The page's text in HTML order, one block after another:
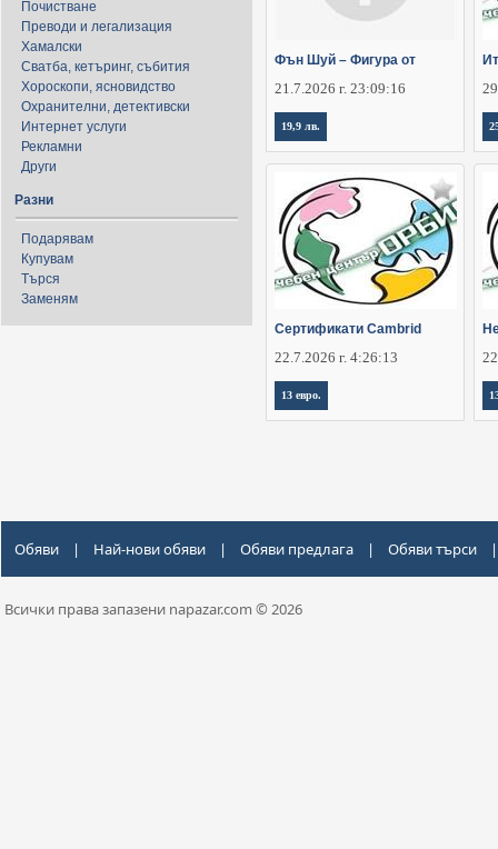
Почистване
Преводи и легализация
Хамалски
Сватба, кетъринг, събития
Хороскопи, ясновидство
Охранителни, детективски
Интернет услуги
Рекламни
Други
Разни
Подарявам
Купувам
Търся
Заменям
Фън Шуй – Фигура от
21.7.2026 г. 23:09:16
19,9 лв.
Сертификати Cambrid
22.7.2026 г. 4:26:13
13 евро.
Обяви | Най-нови обяви | Обяви предлага | Обяви търси |
Всички права запазени napazar.com © 2026